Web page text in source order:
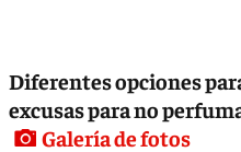
Diferentes opciones
excusas para no
Galería de fotos